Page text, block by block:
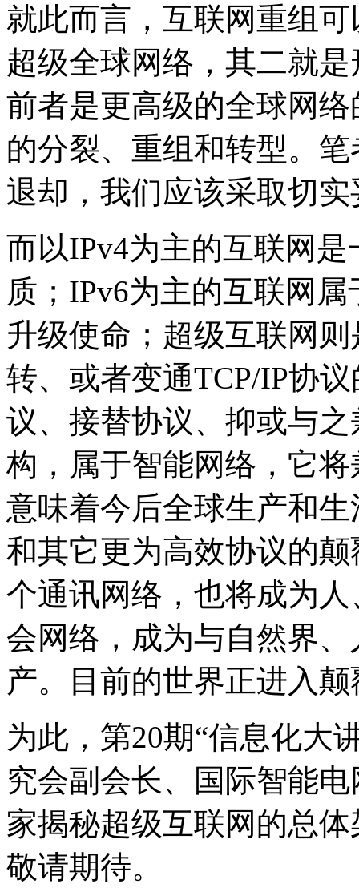
就此而言，互联网重组
超级全球网络，其二就
前者是更高级的全球网
的分裂、重组和转型。
退却，我们应该采取切
而以IPv4为主的互联网
质；IPv6为主的互联网
升级使命；超级互联网
转、或者变通TCP/IP协
议、接替协议、抑或与
构，属于智能网络，它
意味着今后全球生产和
和其它更为高效协议的
个通讯网络，也将成为
会网络，成为与自然界
产。目前的世界正进入
为此，第20期“信息化大
究会副会长、国际智能
家揭秘超级互联网的总
敬请期待。